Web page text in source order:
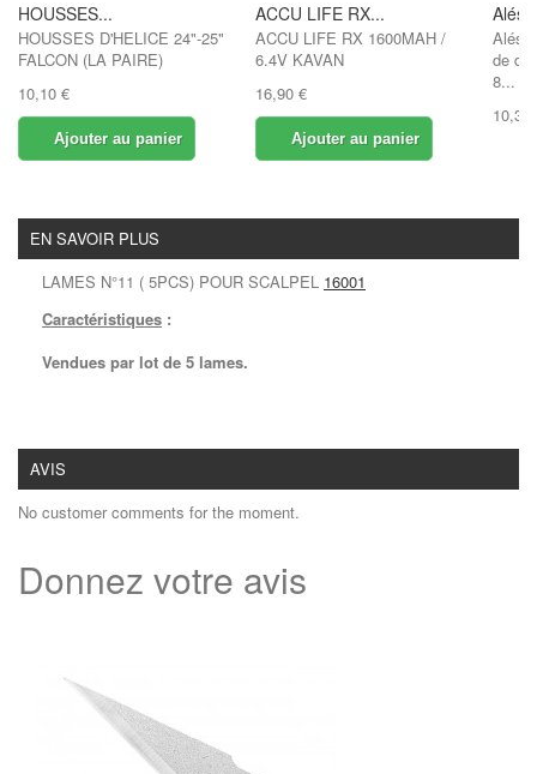
HOUSSES...
HOUSSES D'HELICE 24"-25"
FALCON (LA PAIRE)
10,10 €
Ajouter au panier
ACCU LIFE RX...
ACCU LIFE RX 1600MAH /
6.4V KAVAN
16,90 €
Ajouter au panier
de
8...
10,30
EN SAVOIR PLUS
LAMES N°11 ( 5PCS) POUR SCALPEL 16001
Caractéristiques :
Vendues par lot de 5 lames.
AVIS
No customer comments for the moment.
Donnez votre avis